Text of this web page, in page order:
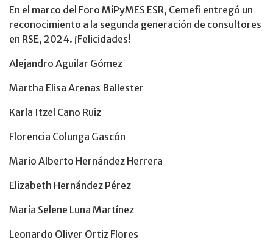
En el marco del Foro MiPyMES ESR, Cemefi entregó un
reconocimiento a la segunda generación de consultores
en RSE, 2024. ¡Felicidades!
Alejandro Aguilar Gómez
Martha Elisa Arenas Ballester
Karla Itzel Cano Ruiz
Florencia Colunga Gascón
Mario Alberto Hernández Herrera
Elizabeth Hernández Pérez
María Selene Luna Martínez
Leonardo Oliver Ortiz Flores